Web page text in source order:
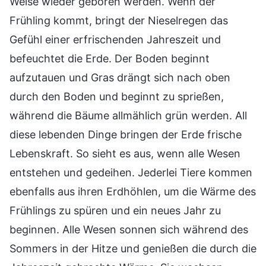
Frühling kommt, bringt der Nieselregen das
Gefühl einer erfrischenden Jahreszeit und
befeuchtet die Erde. Der Boden beginnt
aufzutauen und Gras drängt sich nach oben
durch den Boden und beginnt zu sprießen,
während die Bäume allmählich grün werden. All
diese lebenden Dinge bringen der Erde frische
Lebenskraft. So sieht es aus, wenn alle Wesen
entstehen und gedeihen. Jederlei Tiere kommen
ebenfalls aus ihren Erdhöhlen, um die Wärme des
Frühlings zu spüren und ein neues Jahr zu
beginnen. Alle Wesen sonnen sich während des
Sommers in der Hitze und genießen die durch die